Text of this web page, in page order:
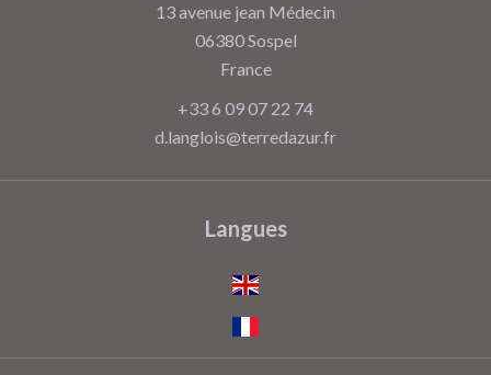
13 avenue jean Médecin
06380Sospel
France
+33 6 09 07 22 74
d.langlois@terredazur.fr
Langues